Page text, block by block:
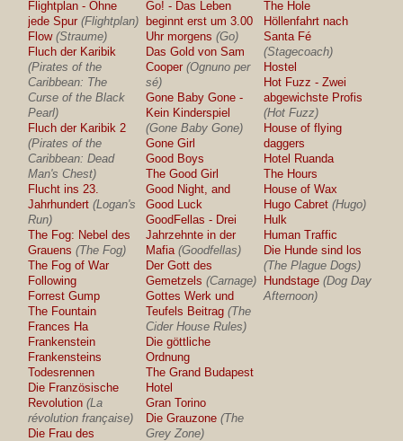
Flightplan - Ohne
jede Spur (Flightplan)
Flow (Straume)
Fluch der Karibik
(Pirates of the
Caribbean: The
Curse of the Black
Pearl)
Fluch der Karibik 2
(Pirates of the
Caribbean: Dead
Man's Chest)
Flucht ins 23.
Jahrhundert (Logan's
Run)
The Fog: Nebel des
Grauens (The Fog)
The Fog of War
Following
Forrest Gump
The Fountain
Frances Ha
Frankenstein
Frankensteins
Todesrennen
Die Französische
Revolution (La
révolution française)
Die Frau des
Go! - Das Leben
beginnt erst um 3.00
Uhr morgens (Go)
Das Gold von Sam
Cooper (Ognuno per
sé)
Gone Baby Gone -
Kein Kinderspiel
(Gone Baby Gone)
Gone Girl
Good Boys
The Good Girl
Good Night, and
Good Luck
GoodFellas - Drei
Jahrzehnte in der
Mafia (Goodfellas)
Der Gott des
Gemetzels (Carnage)
Gottes Werk und
Teufels Beitrag (The
Cider House Rules)
Die göttliche
Ordnung
The Grand Budapest
Hotel
Gran Torino
Die Grauzone (The
Grey Zone)
The Hole
Höllenfahrt nach
Santa Fé
(Stagecoach)
Hostel
Hot Fuzz - Zwei
abgewichste Profis
(Hot Fuzz)
House of flying
daggers
Hotel Ruanda
The Hours
House of Wax
Hugo Cabret (Hugo)
Hulk
Human Traffic
Die Hunde sind los
(The Plague Dogs)
Hundstage (Dog Day
Afternoon)